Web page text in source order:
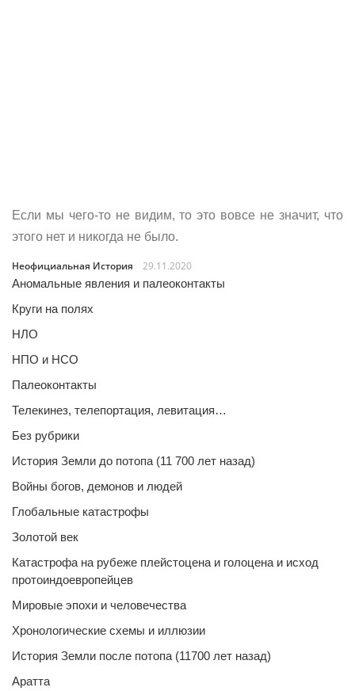
Если мы чего-то не видим, то это вовсе не значит, что
этого нет и никогда не было.
Неофициальная История
29.11.2020
Аномальные явления и палеоконтакты
Круги на полях
НЛО
НПО и НСО
Палеоконтакты
Телекинез, телепортация, левитация…
Без рубрики
История Земли до потопа (11 700 лет назад)
Войны богов, демонов и людей
Глобальные катастрофы
Золотой век
Катастрофа на рубеже плейстоцена и голоцена и исход
протоиндоевропейцев
Мировые эпохи и человечества
Хронологические схемы и иллюзии
История Земли после потопа (11700 лет назад)
Аратта